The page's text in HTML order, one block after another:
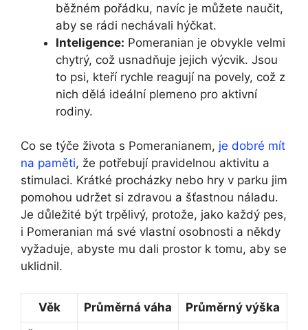
běžném pořádku, navíc je můžete naučit,
aby se rádi nechávali hýčkat.
Inteligence: Pomeranian je obvykle velmi
chytrý, což usnadňuje jejich výcvik. Jsou
to psi, kteří rychle reagují na povely, což z
nich dělá ideální plemeno pro aktivní
rodiny.
Co se týče života s Pomeranianem, je dobré mít
na paměti, že potřebují pravidelnou aktivitu a
stimulaci. Krátké procházky nebo hry v parku jim
pomohou udržet si zdravou a šťastnou náladu.
Je důležité být trpělivý, protože, jako každý pes,
i Pomeranian má své vlastní osobnosti a někdy
vyžaduje, abyste mu dali prostor k tomu, aby se
uklidnil.
Věk Průměrná váha Průměrný výška